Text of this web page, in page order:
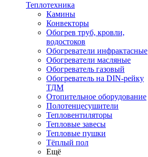
Теплотехника
Камины
Конвекторы
Обогрев труб, кровли,
водостоков
Обогреватели инфрактасные
Обогреватели масляные
Обогреватель газовый
Обогреватель на DIN-рейку
ТДМ
Отопительное оборудование
Полотенцесушители
Тепловентиляторы
Тепловые завесы
Тепловые пушки
Тёплый пол
Ещё